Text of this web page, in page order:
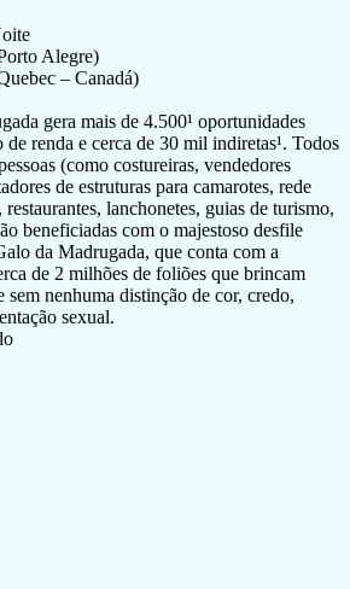
Alegre)
– Canadá)
gera mais de 4.500¹ oportunidades
de renda e cerca de 30 mil indiretas¹. Todos
(como costureiras, vendedores
de estruturas para camarotes, rede
lanchonetes, guias de turismo,
beneficiadas com o majestoso desfile
da Madrugada, que conta com a
de 2 milhões de foliões que brincam
sem nenhuma distinção de cor, credo,
sexual.